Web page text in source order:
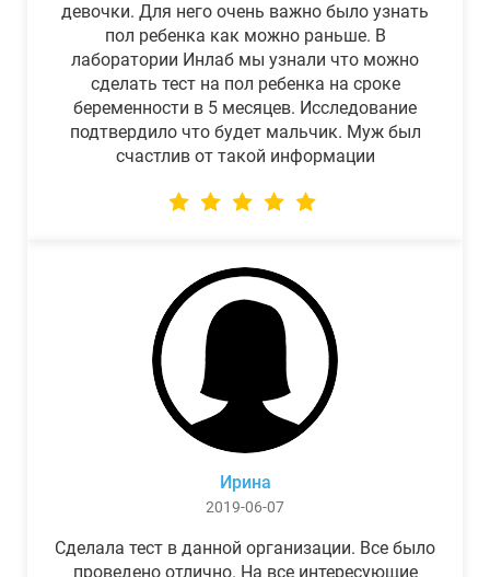
девочки. Для него очень важно было узнать
пол ребенка как можно раньше. В
лаборатории Инлаб мы узнали что можно
сделать тест на пол ребенка на сроке
беременности в 5 месяцев. Исследование
подтвердило что будет мальчик. Муж был
счастлив от такой информации
Ирина
2019-06-07
Сделала тест в данной организации. Все было
проведено отлично. На все интересующие